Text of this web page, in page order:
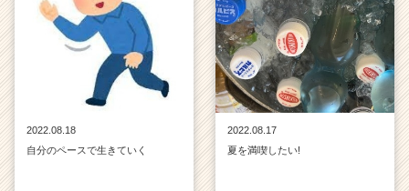
2022.08.18
自分のペースで生きていく
2022.08.17
夏を満喫したい!